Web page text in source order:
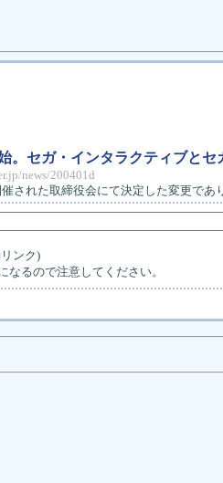
。セガ・インタラクティブと
news/200401d
された取締役会にて決定した変更で
ンク)
なるので注意してください。